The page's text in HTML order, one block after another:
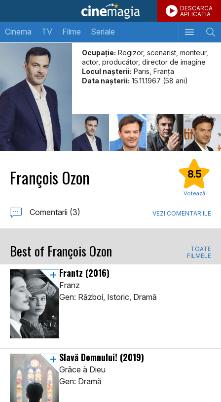
DESCARCA
APLICATIA
Cinema TV Filme Seriale
Ocupație: Regizor, scenarist, monteur,
actor, producător, director de imagine
Locul naşterii: Paris, Franța
Data naşterii: 15.11.1967 (58 ani)
François Ozon 8.5
Votează
Comentarii (3) VEZI COMENTARIILE
Best of François Ozon
TOATE
FILMELE
Frantz (2016)
Franz
Gen: Război, Istoric, Dramă
Slavă Domnului! (2019)
Grâce à Dieu
Gen: Dramă